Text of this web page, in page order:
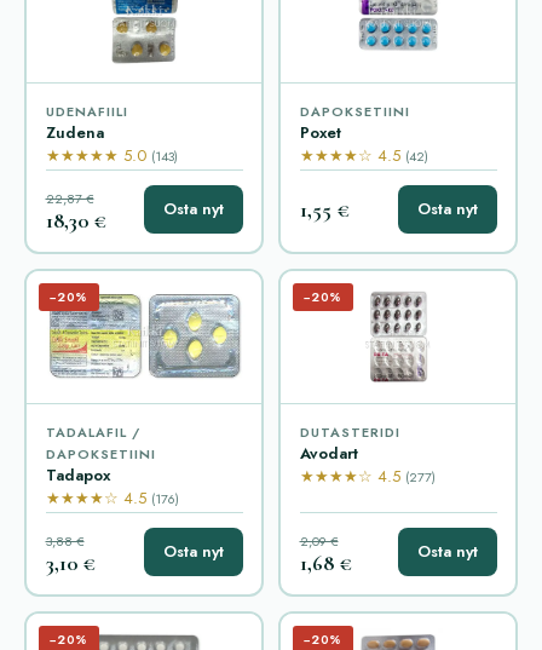
UDENAFIILI
Zudena
★★★★★ 5.0 (143)
22,87 €
18,30 € Osta nyt
DAPOKSETIINI
Poxet
★★★★☆ 4.5 (42)
1,55 € Osta nyt
−20%
TADALAFIL /
DAPOKSETIINI
Tadapox
★★★★☆ 4.5 (176)
3,88 €
3,10 € Osta nyt
−20%
DUTASTERIDI
Avodart
★★★★☆ 4.5 (277)
2,09 €
1,68 € Osta nyt
−20% −20%